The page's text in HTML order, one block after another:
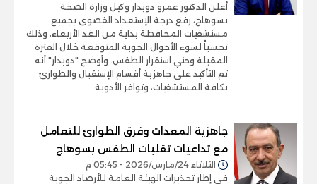
أعلن الدكتور عمرو دويدار وكيل وزارة الصحة
بسوهاج، رفع درجة الإستعداد القصوى بجميع
مستشفيات المحافظة بداية من الغد الأربعاء، وذلك
تحسباً لسوء الأحوال الجوية المتوقعة خلال الفترة
المقبلة وحتي استقرار الطقس. وأوضح "دويدار" أنه
تم التأكيد على جاهزية أقسام الإستقبال والطوارئ
بكافة المستشفيات، وتوافر الأدوية
جاهزية المعدات وفرق الطوارئ للتعامل
مع تداعيات تقلبات الطقس بسوهاج
الثلاثاء 24/مارس/2026 - 05:45 م
في إطار تحذيرات الهيئة العامة للأرصاد الجوية